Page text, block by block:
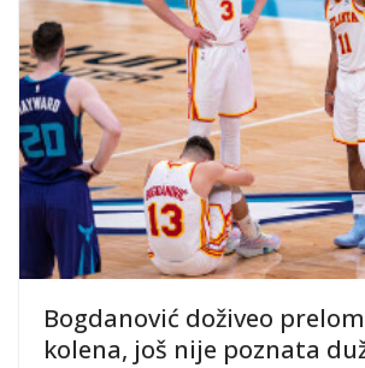
Bogdanović doživeo
kolena, još nije poznata